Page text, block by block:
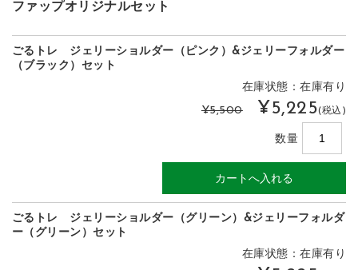
ファップオリジナルセット
ごるトレ ジェリーショルダー（ピンク）&ジェリーフォルダー
（ブラック）セット
在庫状態：在庫有り
¥5,500
¥5,225(税込)
数量
ごるトレ ジェリーショルダー（グリーン）&ジェリーフォルダ
ー（グリーン）セット
在庫状態：在庫有り